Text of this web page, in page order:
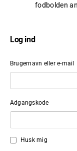
fodbolden
Log ind
Brugernavn eller e-mail
Adgangskode
Husk mig